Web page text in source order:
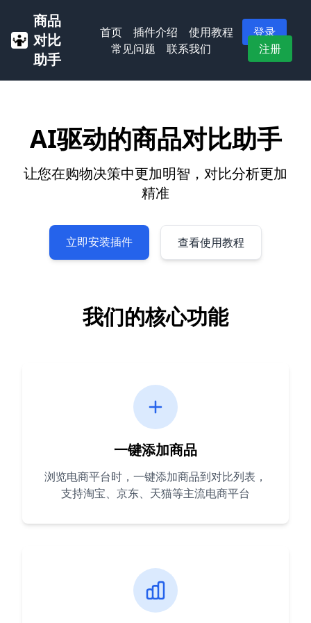
商品
对比
助手
首页 插件介绍
使用教程
常见问题
联系我们
登录
注册
AI驱动的商品对比助手
让您在购物决策中更加明智，对比分析更加
精准
立即安装插件 查看使用教程
我们的核心功能
一键添加商品
浏览电商平台时，一键添加商品到对比列表，
支持淘宝、京东、天猫等主流电商平台